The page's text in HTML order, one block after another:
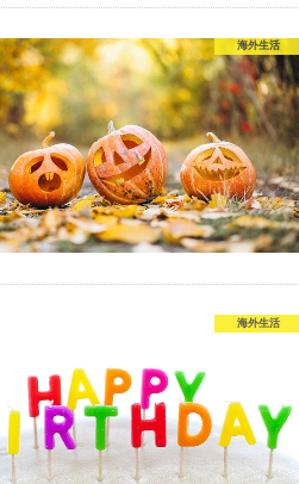
海外生活
海外生活